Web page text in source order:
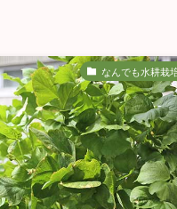
なんでも水耕栽